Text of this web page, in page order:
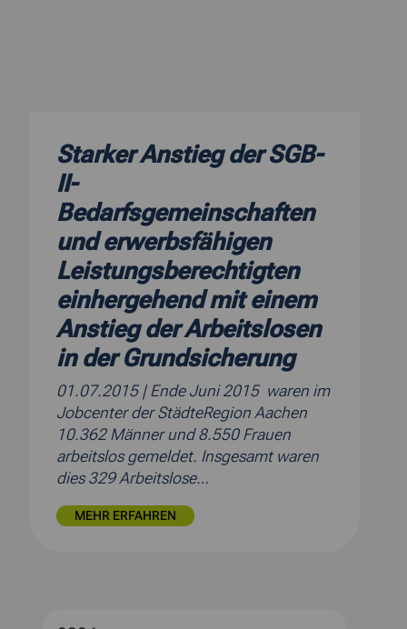
Starker Anstieg der SGB-
II-
Bedarfsgemeinschaften
und erwerbsfähigen
Leistungsberechtigten
einhergehend mit einem
Anstieg der Arbeitslosen
in der Grundsicherung
01.07.2015 | Ende Juni 2015 waren im
Jobcenter der StädteRegion Aachen
10.362 Männer und 8.550 Frauen
arbeitslos gemeldet. Insgesamt waren
dies 329 Arbeitslose…
MEHR ERFAHREN